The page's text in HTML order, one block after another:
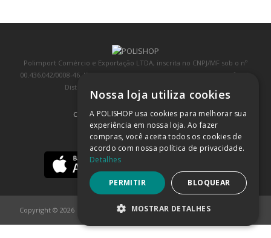
Polimport Comércio e Exportação LTDA, inscrita no CNPJ/MF sob o nº
00.436.042/0008-46, IE 407.458.707.103, com sede na Rua Kanebo, nº 175,
Distrito Industrial, Jundiaí/SP, CEP: 13213-090
COMPRA 100% SEGURA (SAIBA MAIS)
BAIXE NOSSO APP
Copyright © 2026
Nossa loja utiliza cookies
A POLISHOP usa cookies para melhorar sua
experiência em nossa loja. Ao fazer
compras, você aceita todos os cookies de
acordo com nossa política de privacidade.
Detalhes
PERMITIR BLOQUEAR
MOSTRAR DETALHES
ESTRITAMENTE NECESSÁRIOS